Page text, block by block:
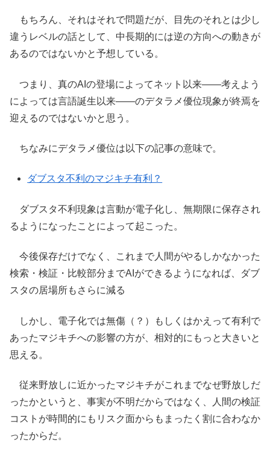
もちろん、それはそれで問題だが、目先のそれとは少し
違うレベルの話として、中長期的には逆の方向への動きが
あるのではないかと予想している。
つまり、真のAIの登場によってネット以来――考えよう
によっては言語誕生以来――のデタラメ優位現象が終焉を
迎えるのではないかと思う。
ちなみにデタラメ優位は以下の記事の意味で。
ダブスタ不利のマジキチ有利？
ダブスタ不利現象は言動が電子化し、無期限に保存され
るようになったことによって起こった。
今後保存だけでなく、これまで人間がやるしかなかった
検索・検証・比較部分までAIができるようになれば、ダブ
スタの居場所もさらに減る
しかし、電子化では無傷（？）もしくはかえって有利で
あったマジキチへの影響の方が、相対的にもっと大きいと
思える。
従来野放しに近かったマジキチがこれまでなぜ野放しだ
ったかというと、事実が不明だからではなく、人間の検証
コストが時間的にもリスク面からもまったく割に合わなか
ったからだ。